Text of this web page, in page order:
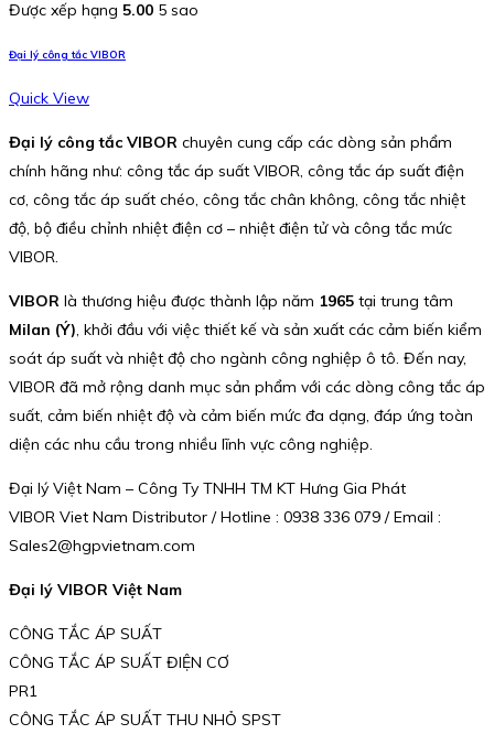
Được xếp hạng 5.00 5 sao
Đại lý công tắc VIBOR
Quick View
Đại lý công tắc VIBOR chuyên cung cấp các dòng sản phẩm
chính hãng như: công tắc áp suất VIBOR, công tắc áp suất điện
cơ, công tắc áp suất chéo, công tắc chân không, công tắc nhiệt
độ, bộ điều chỉnh nhiệt điện cơ – nhiệt điện tử và công tắc mức
VIBOR.
VIBOR là thương hiệu được thành lập năm 1965 tại trung tâm
Milan (Ý), khởi đầu với việc thiết kế và sản xuất các cảm biến kiểm
soát áp suất và nhiệt độ cho ngành công nghiệp ô tô. Đến nay,
VIBOR đã mở rộng danh mục sản phẩm với các dòng công tắc áp
suất, cảm biến nhiệt độ và cảm biến mức đa dạng, đáp ứng toàn
diện các nhu cầu trong nhiều lĩnh vực công nghiệp.
Đại lý Việt Nam – Công Ty TNHH TM KT Hưng Gia Phát
VIBOR Viet Nam Distributor / Hotline : 0938 336 079 / Email :
Sales2@hgpvietnam.com
Đại lý VIBOR Việt Nam
CÔNG TẮC ÁP SUẤT
CÔNG TẮC ÁP SUẤT ĐIỆN CƠ
PR1
CÔNG TẮC ÁP SUẤT THU NHỎ SPST